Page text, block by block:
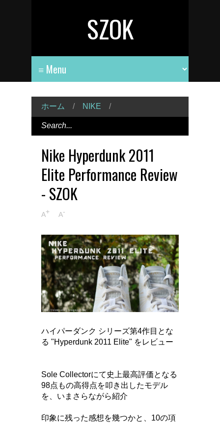
SZOK
ホーム / NIKE /
Nike Hyperdunk 2011
Elite Performance Review
- SZOK
A+ A-
ハイパーダンク シリーズ第4作目とな
る "Hyperdunk 2011 Elite" をレビュー
Sole Collectorにて史上最高評価となる
98点もの高得点を叩き出したモデル
を、いまさらながら紹介
印象に残った感想を幾つかと、10の項